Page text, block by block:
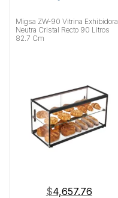
Migsa ZW-90 Vitrina Exhibidora
Neutra Cristal Recto 90 Litros
82.7 Cm
$4,657.76